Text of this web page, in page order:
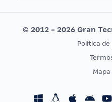
Editais publicados
CONCURSOS POR PROFISSÃO
Concursos Fiscais
© 2012 - 2026 Gran
Política